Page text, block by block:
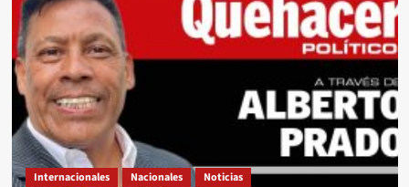
Internacionales Nacionales Noticias